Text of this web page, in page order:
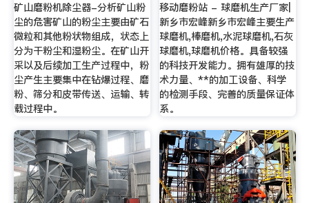
矿山磨粉机除尘器-分析矿山粉
尘的危害矿山的粉尘主要由矿石
微粒和其他粉状物组成，状态上
分为干粉尘和湿粉尘。在矿山开
采以及后续加工生产过程中，粉
尘产生主要集中在钻爆过程、磨
粉、筛分和皮带传送、运输、转
载过程中。
移动磨粉站 - 球磨机生产厂家|
新乡市宏峰新乡市宏峰主要生产
球磨机,棒磨机,水泥球磨机,石灰
球磨机,球磨机价格。具备较强
的科技开发能力。拥有雄厚的技
术力量、**的加工设备、科学
的检测手段、完善的质量保证体
系。